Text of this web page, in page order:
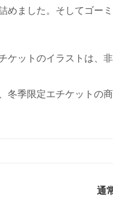
めました。そしてゴ
ケットのイラストは、
冬季限定エチケット
通